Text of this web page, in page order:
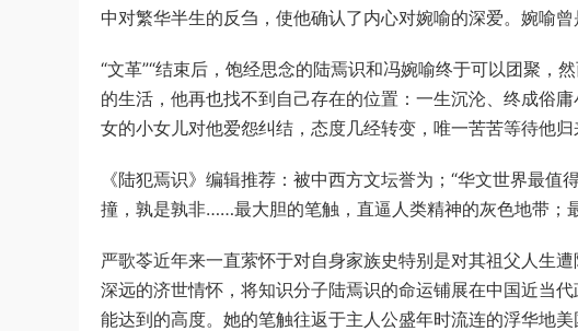
中对繁华半生的反刍，使他确认了内心对婉喻的深爱。婉喻
“文革”“结束后，饱经思念的陆焉识和冯婉喻终于可以团聚，
的生活，他再也找不到自己存在的位置：一生沉沦、终成俗
女的小女儿对他爱怨纠结，态度几经转变，唯一苦苦等待他归
《陆犯焉识》编辑推荐：被中西方文坛誉为；“华文世界最
撞，孰是孰非……最大胆的笔触，直逼人类精神的灰色地带；
严歌苓近年来一直萦怀于对自身家族史特别是对其祖父人生
深远的济世情怀，将知识分子陆焉识的命运铺展在中国近当
能达到的高度。她的笔触往返于主人公盛年时流连的浮华地